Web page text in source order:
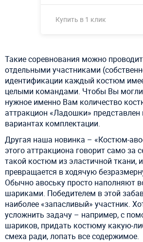
Купить в 1 клик
Такие соревнования можно
отдельными участниками
идентификации каждый костюм
целыми командами. Чтобы Вы могли
нужное именно Вам количество
аттракцион «Ладошки» представлен
вариантах комплектации.
Другая наша новинка – «Костюм-
этого аттракциона говорит само за
такой костюм из эластичной ткани,
превращается в ходячую
Обычно авоську просто наполняют
шариками. Победителем в этой
наиболее «запасливый» участник.
усложнить задачу – например, с
шариков, придать костюму какую-
смеха ради, лопать все содержимое.